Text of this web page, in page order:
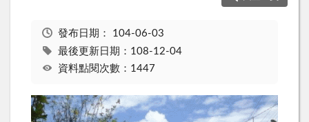
發布日期： 104-06-03
最後更新日期：108-12-04
資料點閱次數：1447